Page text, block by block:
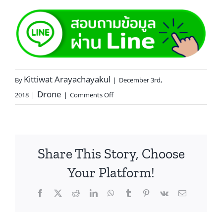
By Kittiwat Arayachayakul | December 3rd,
2018 | Drone | Comments Off
Share This Story, Choose
Your Platform!